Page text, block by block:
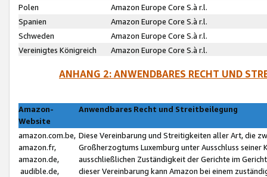
Polen
Amazon Europe Core S.à r.l.
Spanien
Amazon Europe Core S.à r.l.
Schweden
Amazon Europe Core S.à r.l.
Vereinigtes Königreich
Amazon Europe Core S.à r.l.
ANHANG 2: ANWENDBARES RECHT UND
Amazon-
Website
Anwendbares Recht und Streitbeilegung
amazon.com.be,
amazon.fr,
amazon.de,
audible.de,
Diese Vereinbarung und Streitigkeiten aller Art, die
Großherzogtums Luxemburg unter Ausschluss
ausschließlichen Zuständigkeit der Gerichte im
dieser Vereinbarung kann Amazon bei einem